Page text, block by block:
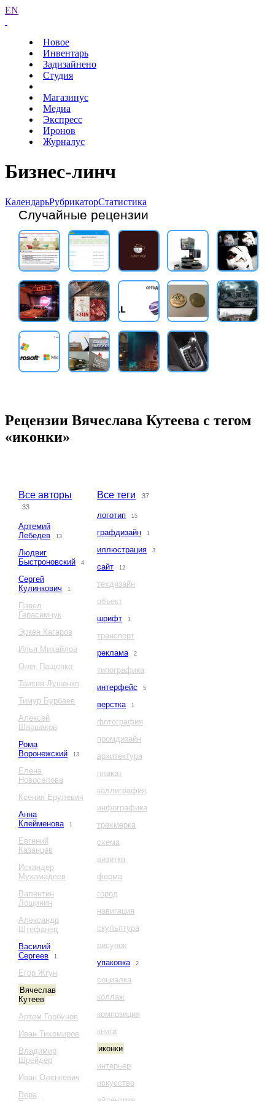
EN
Новое
Инвентарь
Задизайнено
Студия
Магазинус
Медиа
Экспресс
Иронов
Журналус
Бизнес-линч
КалендарьРубрикаторСтатистика
Случайные рецензии
Рецензии Вячеслава Кутеева с тегом
«иконки»
Все авторы
33
Артемий
Лебедев
13
Людвиг
Быстроновский
4
Сергей
Кулинкович
1
Павел
Герасимчук
Эркен Кагаров
Илья Михайлов
Олег Пащенко
Таисия Лушенко
Тимур Бурбаев
Алексей
Шаршаков
Рома
Воронежский
13
Елена
Новоселова
Ксения Ерулевич
Анна
Клейменова
1
Евгений
Казанцев
Искандер
Мухамадеев
Валентин
Лощинин
Александр
Штефанец
Василий
Сергеев
1
Егор Жгун
Вячеслав
Кутеев
Артем Горбунов
Иван Тихомиров
Владимир
Шрейдер
Иван Оленкевич
Вера
Все теги 37
логотип 15
графдизайн 1
иллюстрация 3
сайт 12
техдизайн
объект
шрифт
1
транспорт
реклама
2
типографика
интерфейс
5
верстка 1
фотография
промдизайн
архитектура
плакат
каллиграфия
инфографика
трехмерка
схема
визитка
форма
город
навигация
скульптура
рисунок
упаковка
2
социалка
коллаж
композиция
книга
иконки
интерьер
искусство